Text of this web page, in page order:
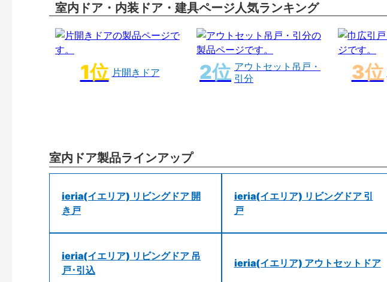
室内ドア・内装ドア・建具ページ人気ランキング
片開きドア
アウトセット吊戸・
引分
室内ドア製品ラインアップ
ieria(イエリア) リビングドア 開
き戸
ieria(イエリア) リビングドア 引
戸
ieria(イエリア) リビングドア 吊
戸･引込
ieria(イエリア) アウトセットドア